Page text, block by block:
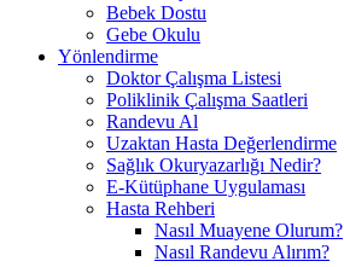
Bebek Dostu
Gebe Okulu
Yönlendirme
Doktor Çalışma Listesi
Poliklinik Çalışma Saatleri
Randevu Al
Uzaktan Hasta Değerlendirme
Sağlık Okuryazarlığı Nedir?
E-Kütüphane Uygulaması
Hasta Rehberi
Nasıl Muayene Olurum?
Nasıl Randevu Alırım?